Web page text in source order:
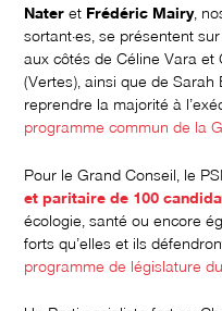
Nater et Frédéric Mairy,
sortant·es, se présentent
aux côtés de Céline Vara et
(Vertes), ainsi que de
reprendre la majorité à
programme commun de la
Pour le Grand Conseil, le
et paritaire de 100
écologie, santé ou encore
forts qu’elles et ils
programme de législature